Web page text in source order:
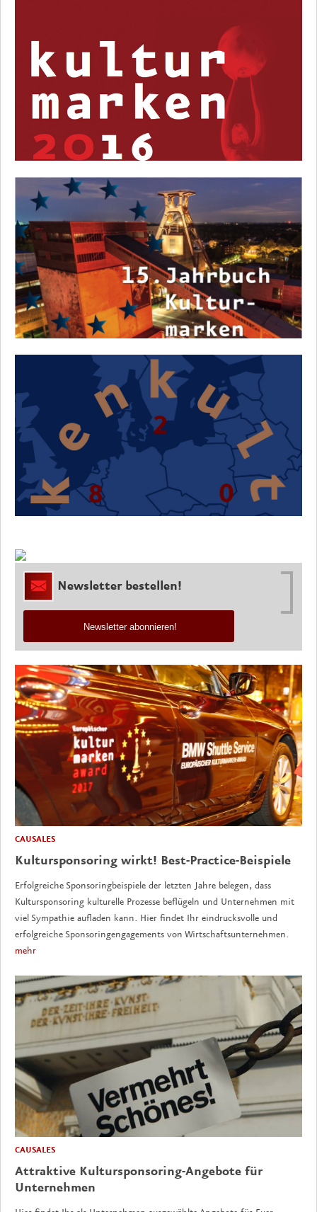
Newsletter bestellen!
Newsletter abonnieren!
CAUSALES
Kultursponsoring wirkt! Best-Practice-Beispiele
Erfolgreiche Sponsoringbeispiele der letzten Jahre belegen, dass
Kultursponsoring kulturelle Prozesse beflügeln und Unternehmen mit
viel Sympathie aufladen kann. Hier findet Ihr eindrucksvolle und
erfolgreiche Sponsoringengagements von Wirtschaftsunternehmen.
mehr
CAUSALES
Attraktive Kultursponsoring-Angebote für
Unternehmen